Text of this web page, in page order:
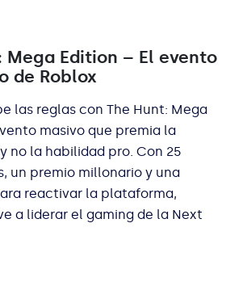
Mega Edition – El evento
de Roblox
las reglas con The Hunt: Mega
masivo que premia la
no la habilidad pro. Con 25
un premio millonario y una
reactivar la plataforma,
a liderar el gaming de la Next